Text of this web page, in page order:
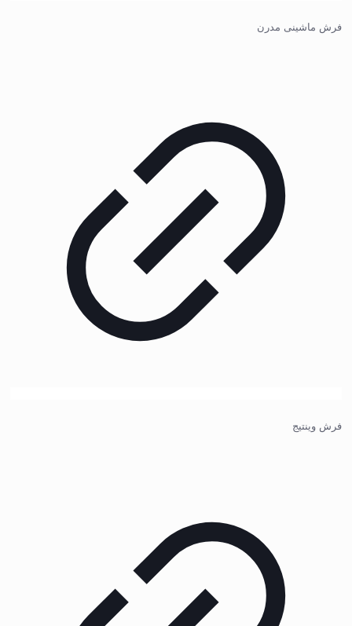
فرش ماشینی مدرن
فرش وینتیج